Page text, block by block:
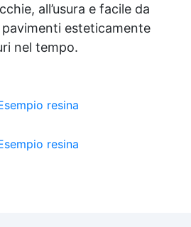
all’usura e facile da
esteticamente
nel tempo.